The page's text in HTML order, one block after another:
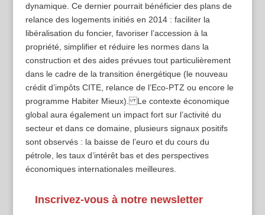
dynamique. Ce dernier pourrait bénéficier des plans de
relance des logements initiés en 2014 : faciliter la
libéralisation du foncier, favoriser l’accession à la
propriété, simplifier et réduire les normes dans la
construction et des aides prévues tout particulièrement
dans le cadre de la transition énergétique (le nouveau
crédit d’impôts CITE, relance de l’Eco-PTZ ou encore le
programme Habiter Mieux). Le contexte économique
global aura également un impact fort sur l’activité du
secteur et dans ce domaine, plusieurs signaux positifs
sont observés : la baisse de l’euro et du cours du
pétrole, les taux d’intérêt bas et des perspectives
économiques internationales meilleures.
Inscrivez-vous à notre newsletter